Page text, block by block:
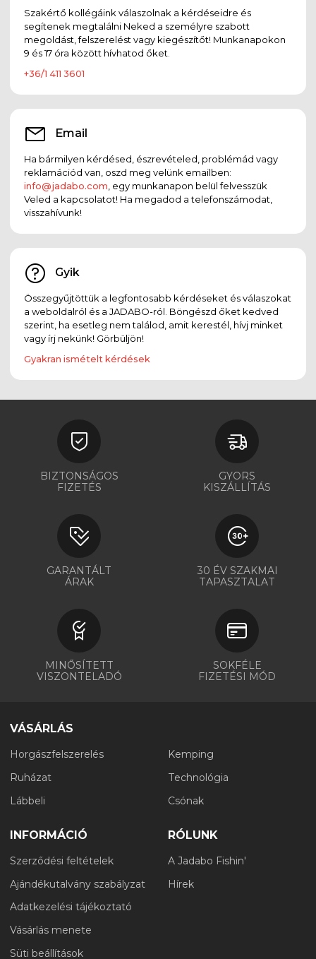
Szakértő kollégáink válaszolnak a kérdéseidre és
segítenek megtalálni Neked a személyre szabott
megoldást, felszerelést vagy kiegészítőt! Munkanapokon
9 és 17 óra között hívhatod őket.
+36/1 411 3601
Email
Ha bármilyen kérdésed, észrevételed, problémád vagy
reklamációd van, oszd meg velünk emailben:
info@jadabo.com , egy munkanapon belül felvesszük
Veled a kapcsolatot! Ha megadod a telefonszámodat,
visszahívunk!
Gyik
Összegyűjtöttük a legfontosabb kérdéseket és válaszokat
a weboldalról és a JADABO-ról. Böngészd őket kedved
szerint, ha esetleg nem találod, amit kerestél, hívj minket
vagy írj nekünk! Görbüljön!
Gyakran ismételt kérdések
BIZTONSÁGOS
FIZETÉS
GYORS
KISZÁLLÍTÁS
GARANTÁLT
ÁRAK
30 ÉV SZAKMAI
TAPASZTALAT
MINŐSÍTETT
VISZONTELADÓ
SOKFÉLE
FIZETÉSI MÓD
VÁSÁRLÁS
Horgászfelszerelés
Ruházat
Lábbeli
Kemping
Technológia
Csónak
INFORMÁCIÓ
Szerződési feltételek
Ajándékutalvány szabályzat
Adatkezelési tájékoztató
Vásárlás menete
Süti beállítások
RÓLUNK
A Jadabo Fishin'
Hírek